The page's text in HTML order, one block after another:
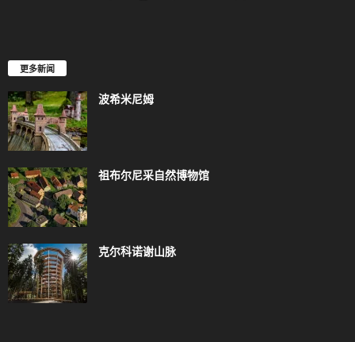
更多新闻
波希米尼姆
祖布尔尼采自然博物馆
克尔科诺谢山脉